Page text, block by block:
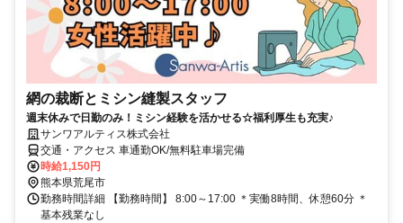
網の裁断とミシン縫製スタッフ
週末休みで日勤のみ！ミシン経験を活かせる☆福利厚生も充実♪
サンワアルティス株式会社
交通・アクセス 車通勤OK/無料駐車場完備
時給1,150円
熊本県荒尾市
勤務時間詳細 【勤務時間】 8:00～17:00 ＊実働8時間、休憩60分 ＊
基本残業なし